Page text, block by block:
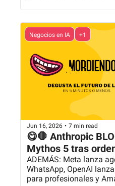
Negocios en IA +1
Jun 16, 2026 • 7 min read
😋🛑 Anthropic
Mythos 5 tras
ADEMÁS: Meta lanza
WhatsApp, OpenAI
para profesionales y